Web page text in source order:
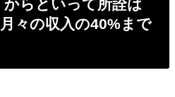
らといって所詮は
々の収入の40%まで